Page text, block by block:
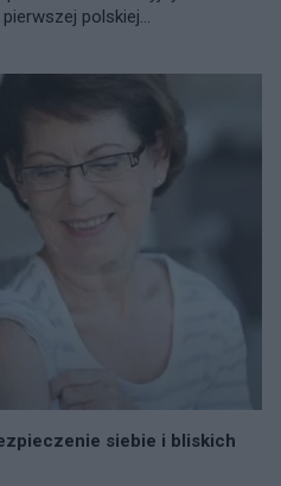
polskiej...
siebie i bliskich